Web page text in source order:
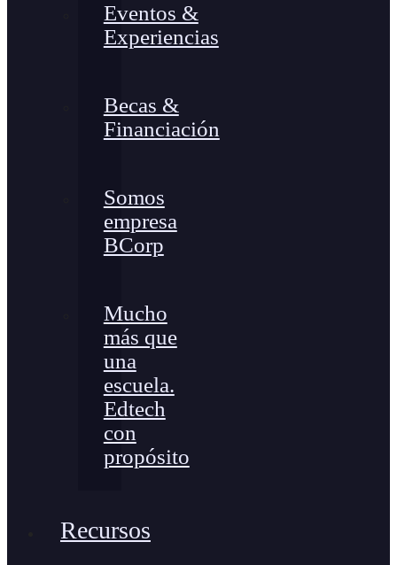
Eventos &
Experiencias
Becas &
Financiación
Somos
empresa
BCorp
Mucho
más que
una
escuela.
Edtech
con
propósito
Recursos